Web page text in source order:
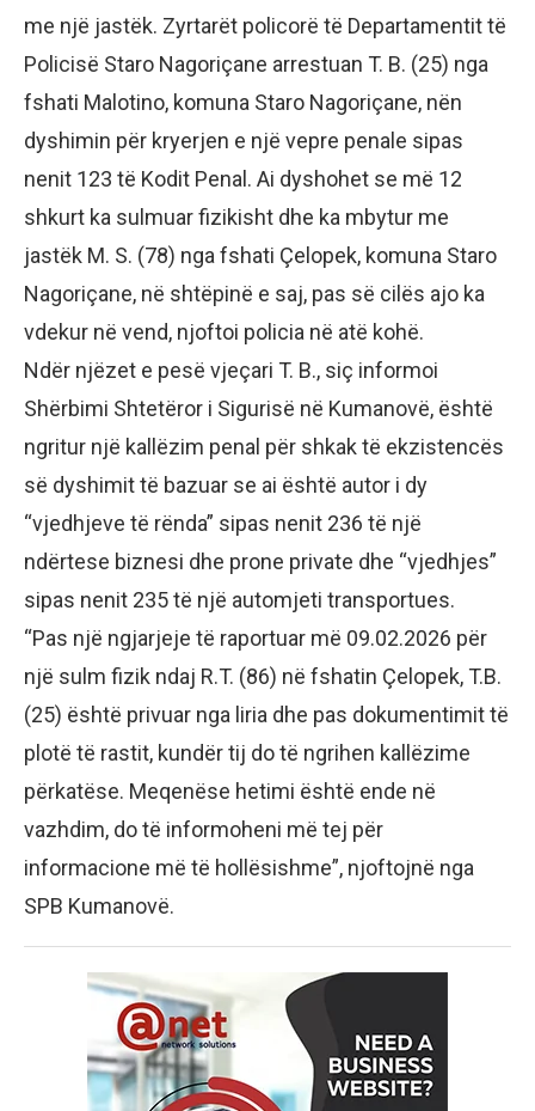
me një jastëk. Zyrtarët policorë të Departamentit të
Policisë Staro Nagoriçane arrestuan T. B. (25) nga
fshati Malotino, komuna Staro Nagoriçane, nën
dyshimin për kryerjen e një vepre penale sipas
nenit 123 të Kodit Penal. Ai dyshohet se më 12
shkurt ka sulmuar fizikisht dhe ka mbytur me
jastëk M. S. (78) nga fshati Çelopek, komuna Staro
Nagoriçane, në shtëpinë e saj, pas së cilës ajo ka
vdekur në vend, njoftoi policia në atë kohë.
Ndër njëzet e pesë vjeçari T. B., siç informoi
Shërbimi Shtetëror i Sigurisë në Kumanovë, është
ngritur një kallëzim penal për shkak të ekzistencës
së dyshimit të bazuar se ai është autor i dy
“vjedhjeve të rënda” sipas nenit 236 të një
ndërtese biznesi dhe prone private dhe “vjedhjes”
sipas nenit 235 të një automjeti transportues.
“Pas një ngjarjeje të raportuar më 09.02.2026 për
një sulm fizik ndaj R.T. (86) në fshatin Çelopek, T.B.
(25) është privuar nga liria dhe pas dokumentimit të
plotë të rastit, kundër tij do të ngrihen kallëzime
përkatëse. Meqenëse hetimi është ende në
vazhdim, do të informoheni më tej për
informacione më të hollësishme”, njoftojnë nga
SPB Kumanovë.